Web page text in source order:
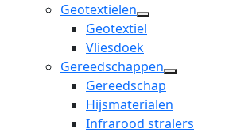
Geotextielen
open
dropdown
menu
Geotextiel
Vliesdoek
Gereedschappen
dropdown
menu
Gereedschap
Hijsmaterialen
Infrarood stralers